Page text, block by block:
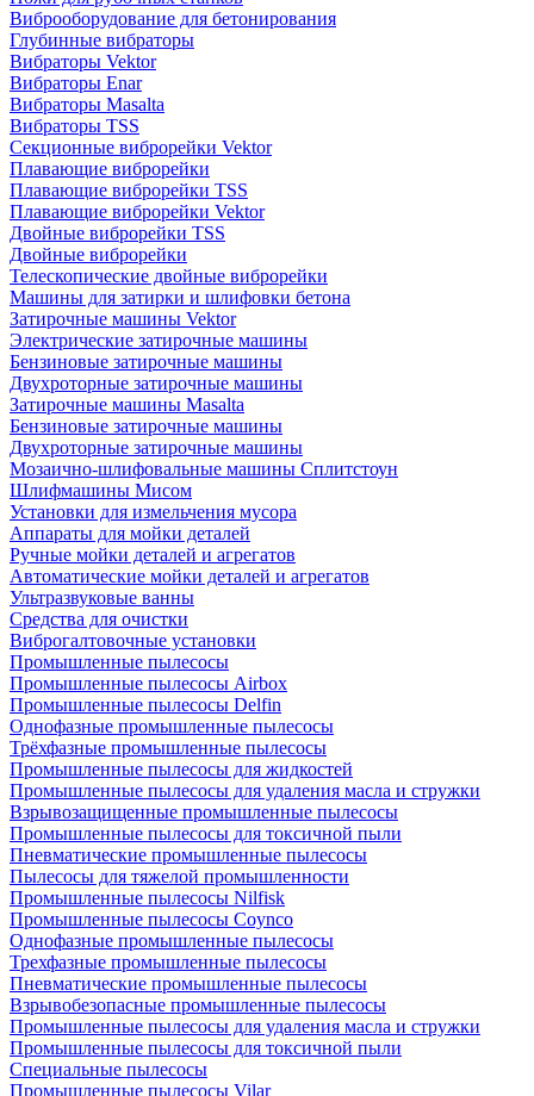
Виброоборудование для бетонирования
Глубинные вибраторы
Вибраторы Vektor
Вибраторы Enar
Вибраторы Masalta
Вибраторы TSS
Секционные виброрейки Vektor
Плавающие виброрейки
Плавающие виброрейки TSS
Плавающие виброрейки Vektor
Двойные виброрейки TSS
Двойные виброрейки
Телескопические двойные виброрейки
Машины для затирки и шлифовки бетона
Затирочные машины Vektor
Электрические затирочные машины
Бензиновые затирочные машины
Двухроторные затирочные машины
Затирочные машины Masalta
Бензиновые затирочные машины
Двухроторные затирочные машины
Мозаично-шлифовальные машины Сплитстоун
Шлифмашины Мисом
Установки для измельчения мусора
Аппараты для мойки деталей
Ручные мойки деталей и агрегатов
Автоматические мойки деталей и агрегатов
Ультразвуковые ванны
Средства для очистки
Виброгалтовочные установки
Промышленные пылесосы
Промышленные пылесосы Airbox
Промышленные пылесосы Delfin
Однофазные промышленные пылесосы
Трёхфазные промышленные пылесосы
Промышленные пылесосы для жидкостей
Промышленные пылесосы для удаления масла и стружки
Взрывозащищенные промышленные пылесосы
Промышленные пылесосы для токсичной пыли
Пневматические промышленные пылесосы
Пылесосы для тяжелой промышленности
Промышленные пылесосы Nilfisk
Промышленные пылесосы Coynco
Однофазные промышленные пылесосы
Трехфазные промышленные пылесосы
Пневматические промышленные пылесосы
Взрывобезопасные промышленные пылесосы
Промышленные пылесосы для удаления масла и стружки
Промышленные пылесосы для токсичной пыли
Специальные пылесосы
Промышленные пылесосы Vilar